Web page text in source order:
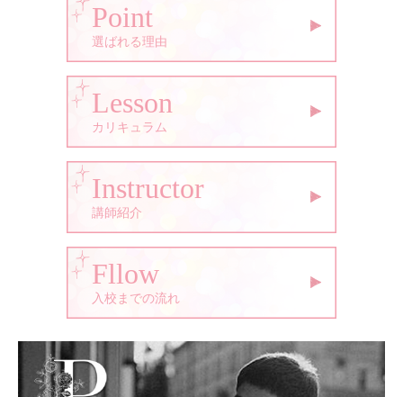
Point
選ばれる理由
Lesson
カリキュラム
Instructor
講師紹介
Fllow
入校までの流れ